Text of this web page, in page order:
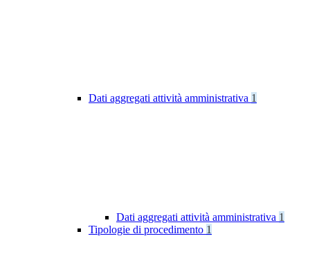
Dati aggregati attività amministrativa 1
Dati aggregati attività amministrativa 1
Tipologie di procedimento 1